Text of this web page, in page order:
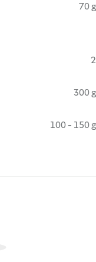
70 g
2
300 g
100 - 150 g